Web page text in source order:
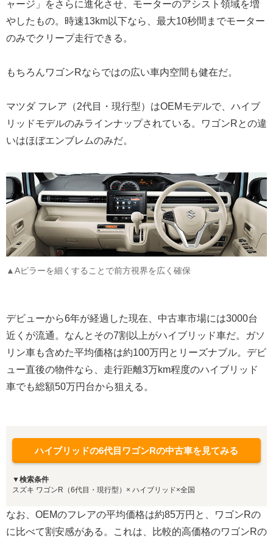
ャージ」をさらに進化させ、モーターのアシスト領域を増
やしたもの。時速13km以下なら、最大10秒間までモーター
のみでクリープ走行できる。
もちろんワゴンRならではの広い車内空間も健在だ。
マツダ フレア（2代目・現行型）はOEMモデルで、ハイブ
リッドモデルのみラインナップされている。ワゴンRとの違
いはほぼエンブレムのみだ。
▲Aピラーを細くすることで前方視界を広く確保
デビューから6年が経過した現在、中古車市場には3000台
近くが流通。なんとその7割以上がハイブリッド車だ。ガソ
リン車も含めた平均価格は約100万円とリーズナブル。デビ
ュー直後の物件なら、走行距離3万km程度のハイブリッド
車でも総額50万円台から狙える。
ハイブリッドの6代目ワゴンRの中古車を見てみる
▼検索条件
スズキ ワゴンR（6代目・現行型）× ハイブリッド×全国
なお、OEMのフレアの平均価格は約85万円と、ワゴンRの
に比べて割安感がある。これは、比較的高価格のワゴンRの